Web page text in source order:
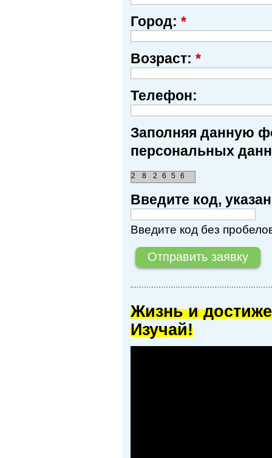
Город: *
Возраст: *
Телефон:
Заполняя данную
персональных
2
8 6 5 6
2
Введите код,
Введите код без
Жизнь и
Изучай!